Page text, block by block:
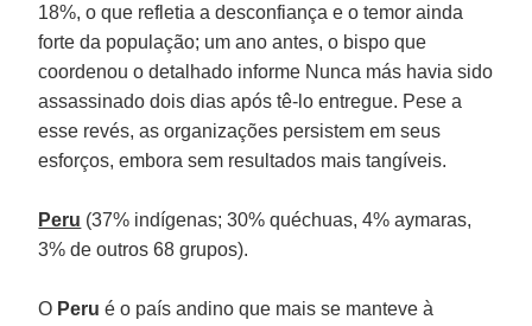
18%, o que refletia a desconfiança e o temor ainda
forte da população; um ano antes, o bispo que
coordenou o detalhado informe Nunca más havia sido
assassinado dois dias após tê-lo entregue. Pese a
esse revés, as organizações persistem em seus
esforços, embora sem resultados mais tangíveis.
Peru (37% indígenas; 30% quéchuas, 4% aymaras,
3% de outros 68 grupos).
O Peru é o país andino que mais se manteve à